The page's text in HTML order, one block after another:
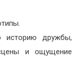
историю дружбы,
и ощущение